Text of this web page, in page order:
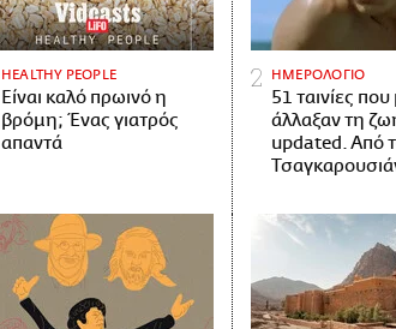
HEALTHY PEOPLE
Είναι καλό πρωινό η
βρόμη; Ένας γιατρός
απαντά
ΗΜΕΡΟΛΟΓΙΟ
51 ταινίες
άλλαξαν τη
updated. Aπό